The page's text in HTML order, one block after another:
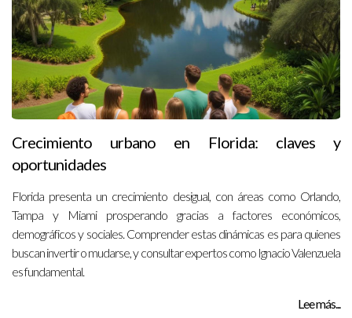
Crecimiento urbano en Florida: claves y
oportunidades
Florida presenta un crecimiento desigual, con áreas como Orlando,
Tampa y Miami prosperando gracias a factores económicos,
demográficos y sociales. Comprender estas dinámicas es para quienes
buscan invertir o mudarse, y consultar expertos como Ignacio Valenzuela
es fundamental.
Lee más...